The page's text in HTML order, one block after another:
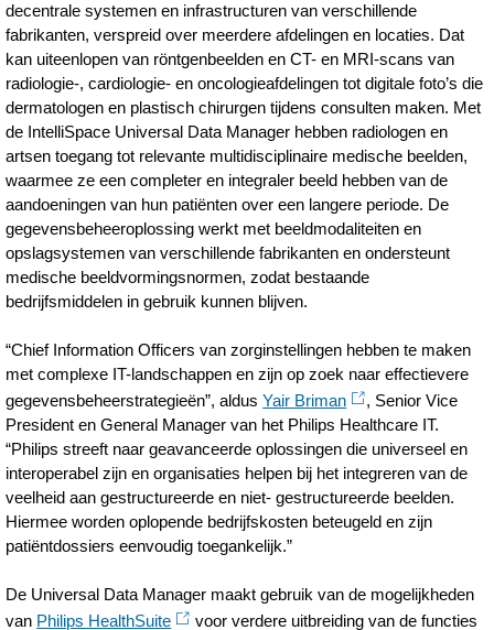
decentrale systemen en infrastructuren van verschillende
fabrikanten, verspreid over meerdere afdelingen en locaties. Dat
kan uiteenlopen van röntgenbeelden en CT- en MRI-scans van
radiologie-, cardiologie- en oncologieafdelingen tot digitale foto’s die
dermatologen en plastisch chirurgen tijdens consulten maken. Met
de IntelliSpace Universal Data Manager hebben radiologen en
artsen toegang tot relevante multidisciplinaire medische beelden,
waarmee ze een completer en integraler beeld hebben van de
aandoeningen van hun patiënten over een langere periode. De
gegevensbeheeroplossing werkt met beeldmodaliteiten en
opslagsystemen van verschillende fabrikanten en ondersteunt
medische beeldvormingsnormen, zodat bestaande
bedrijfsmiddelen in gebruik kunnen blijven.
“Chief Information Officers van zorginstellingen hebben te maken
met complexe IT-landschappen en zijn op zoek naar effectievere
gegevensbeheerstrategieën”, aldusYair Briman
, Senior Vice
President en General Manager van het Philips Healthcare IT.
“Philips streeft naar geavanceerde oplossingen die universeel en
interoperabel zijn en organisaties helpen bij het integreren van de
veelheid aan gestructureerde en niet- gestructureerde beelden.
Hiermee worden oplopende bedrijfskosten beteugeld en zijn
patiëntdossiers eenvoudig toegankelijk.”
De Universal Data Manager maakt gebruik van de mogelijkheden
van Philips HealthSuite voor verdere uitbreiding van de functies